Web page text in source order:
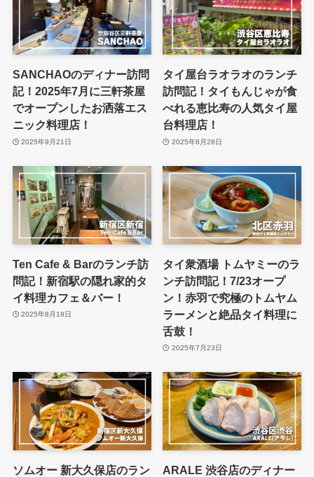
SANCHAOのディナー訪問
記！2025年7月に三軒茶屋
でオープンしたお洒落エス
ニック料理店！
2025年9月21日
タイ屋台ラオラオのランチ
訪問記！タイもんじゃが食
べれる恵比寿の人気タイ屋
台料理店！
2025年8月28日
Ten Cafe & Barのランチ訪
問記！新宿駅の隠れ家的タ
イ料理カフェ＆バー！
2025年8月18日
タイ衆酒場 トムヤミーのラ
ンチ訪問記！7/23オープ
ン！赤羽で究極のトムヤム
ラーメンと絶品タイ料理に
舌鼓！
2025年7月23日
ソムオー 新大久保店のラン
ARALE 渋谷店のディナー